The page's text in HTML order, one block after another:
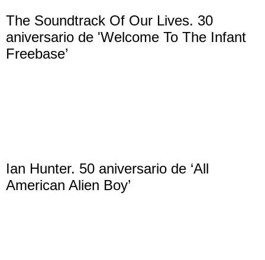
The Soundtrack Of Our Lives. 30
aniversario de 'Welcome To The Infant
Freebase’
Ian Hunter. 50 aniversario de ‘All
American Alien Boy’